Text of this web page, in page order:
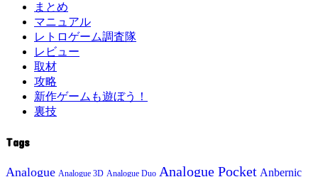
まとめ
マニュアル
レトロゲーム調査隊
レビュー
取材
攻略
新作ゲームも遊ぼう！
裏技
Tags
Analogue Analogue 3D Analogue Duo Analogue Pocket Anbernic